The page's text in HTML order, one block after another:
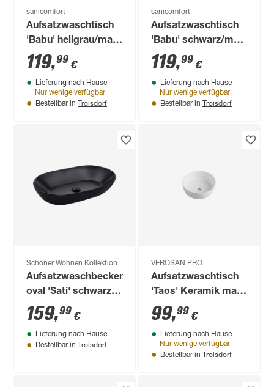
sanicomfort
Aufsatzwaschtisch
'Babu' hellgrau/matt
45,5 x 32,5 x 19,5 cm
119,99 €
Lieferung nach Hause
Nur wenige verfügbar
Bestellbar in Troisdorf
sanicomfort
Aufsatzwaschtisch
'Babu' schwarz/matt
45,5 x 32,5 x 19,5 cm
119,99 €
Lieferung nach Hause
Nur wenige verfügbar
Bestellbar in Troisdorf
Schöner Wohnen Kollektion
Aufsatzwaschbecken
oval 'Sati' schwarz
60 x 14.2 x 42 cm
159,99 €
Lieferung nach Hause
Bestellbar in Troisdorf
VEROSAN PRO
Aufsatzwaschtisch
'Taos' Keramik matt
white Ø 35,8 x 13,7
cm
99,99 €
Lieferung nach Hause
Nur wenige verfügbar
Bestellbar in Troisdorf